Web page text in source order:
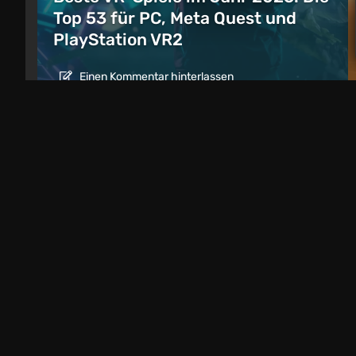
Top 53 für PC, Meta Quest und
PlayStation VR2
Einen Kommentar hinterlassen